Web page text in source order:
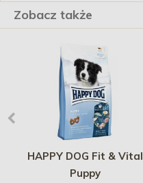
Zobacz także
HAPPY DOG Fit & Vital
Puppy